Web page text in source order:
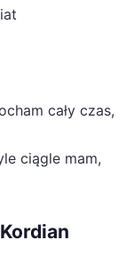
cały czas,
ciągle mam,